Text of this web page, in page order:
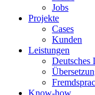
Jobs
Projekte
Cases
Kunden
Leistungen
Deutsches
Know-how